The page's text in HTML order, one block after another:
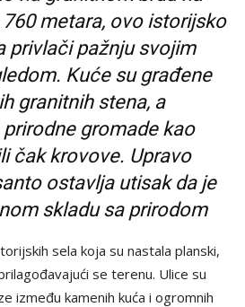
metara, ovo istorijsko
privlači pažnju svojim
Kuće su građene
granitnih stena, a
gromade kao
čak krovove. Upravo
ostavlja utisak da je
skladu sa prirodom
sela koja su nastala planski,
se terenu. Ulice su
između kamenih kuća i ogromnih